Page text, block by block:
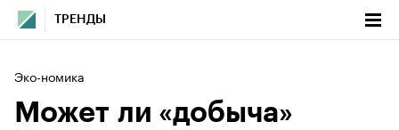
ТРЕНДЫ
Эко-номика
Может ли «добыча»